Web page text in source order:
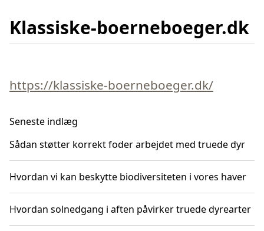
Klassiske-boerneboeger.dk
https://klassiske-boerneboeger.dk/
Seneste indlæg
Sådan støtter korrekt foder arbejdet med truede dyr
Hvordan vi kan beskytte biodiversiteten i vores haver
Hvordan solnedgang i aften påvirker truede dyrearter